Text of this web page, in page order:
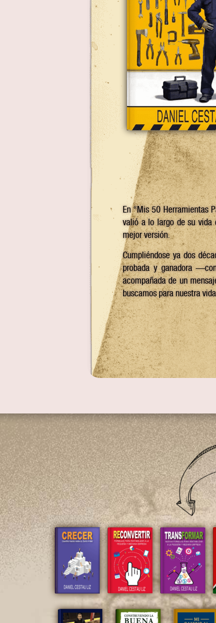
En “Mis 50 Herramientas
valió a lo largo de su vida
mejor versión.
Cumpliéndose ya dos
probada y ganadora
acompañada de un
buscamos para nuestra